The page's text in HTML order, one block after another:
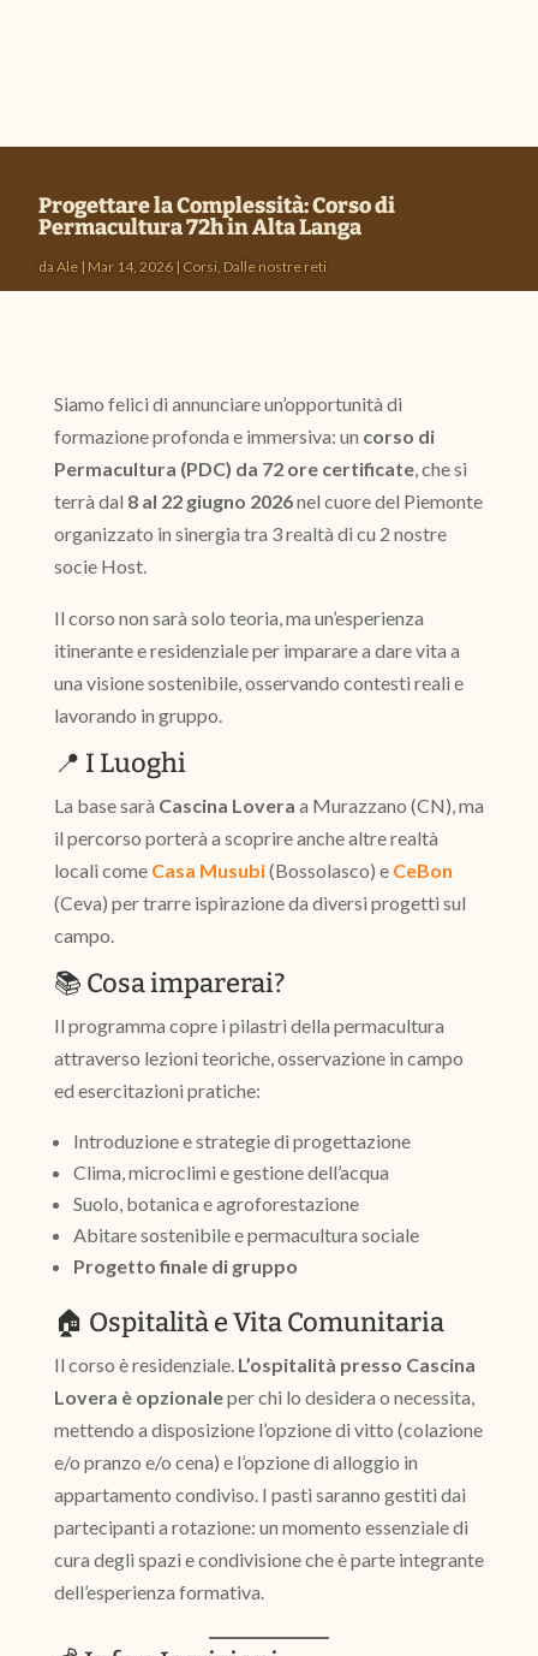
Progettare la Complessità: Corso di
Permacultura 72h in Alta Langa
da Ale | Mar 14, 2026 | Corsi, Dalle nostre reti
Siamo felici di annunciare un’opportunità di
formazione profonda e immersiva: un corso di
Permacultura (PDC) da 72 ore certificate, che si
terrà dal 8 al 22 giugno 2026nel cuore del Piemonte
organizzato in sinergia tra 3 realtà di cu 2 nostre
socie Host.
Il corso non sarà solo teoria, ma un’esperienza
itinerante e residenziale per imparare a dare vita a
una visione sostenibile, osservando contesti reali e
lavorando in gruppo.
📍 I Luoghi
La base sarà Cascina Lovera a Murazzano (CN), ma
il percorso porterà a scoprire anche altre realtà
locali come Casa Musubi(Bossolasco) e CeBon
(Ceva) per trarre ispirazione da diversi progetti sul
campo.
📚 Cosa imparerai?
Il programma copre i pilastri della permacultura
attraverso lezioni teoriche, osservazione in campo
ed esercitazioni pratiche:
Introduzione e strategie di progettazione
Clima, microclimi e gestione dell’acqua
Suolo, botanica e agroforestazione
Abitare sostenibile e permacultura sociale
Progetto finale di gruppo
🏠 Ospitalità e Vita Comunitaria
Il corso è residenziale.L’ospitalità presso Cascina
Lovera è opzionaleper chi lo desidera o necessita,
mettendo a disposizione l’opzione di vitto (colazione
e/o pranzo e/o cena) e l’opzione di alloggio in
appartamento condiviso. I pasti saranno gestiti dai
partecipanti a rotazione: un momento essenziale di
cura degli spazi e condivisione che è parte integrante
dell’esperienza formativa.